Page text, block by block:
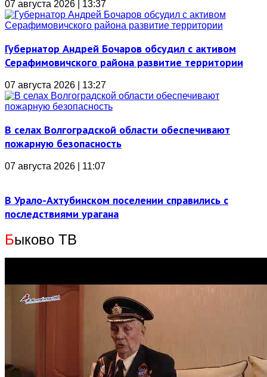
07 августа 2026 | 13:37
Губернатор Андрей Бочаров обсудил с активом
Серафимовичского района развитие территории
07 августа 2026 | 13:27
В селах Волгоградской области обеспечивают
пожарную безопасность
07 августа 2026 | 11:07
В Урало-Ахтубинском поселении справились с
последствиями урагана
Быково ТВ